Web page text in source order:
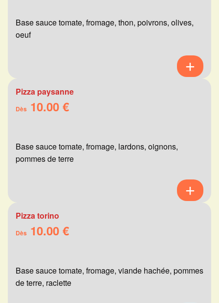
Base sauce tomate, fromage, thon, poivrons, olives,
oeuf
Pizza paysanne
Dès 10.00 €
Base sauce tomate, fromage, lardons, oignons,
pommes de terre
Pizza torino
Dès 10.00 €
Base sauce tomate, fromage, viande hachée, pommes
de terre, raclette